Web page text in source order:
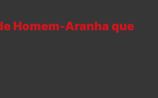
Homem-Aranha que